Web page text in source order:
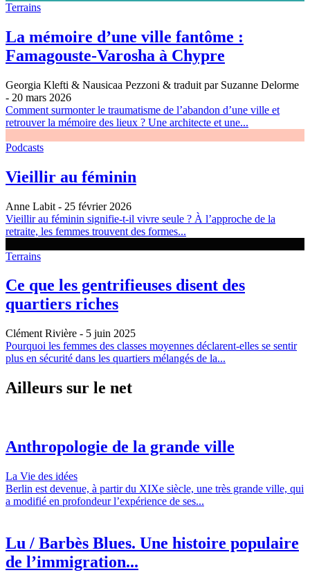
Terrains
La mémoire d’une ville fantôme :
Famagouste-Varosha à Chypre
Georgia Klefti & Nausicaa Pezzoni & traduit par Suzanne Delorme
- 20 mars 2026
Comment surmonter le traumatisme de l’abandon d’une ville et
retrouver la mémoire des lieux ? Une architecte et une...
Podcasts
Vieillir au féminin
Anne Labit - 25 février 2026
Vieillir au féminin signifie-t-il vivre seule ? À l’approche de la
retraite, les femmes trouvent des formes...
Terrains
Ce que les gentrifieuses disent des
quartiers riches
Clément Rivière - 5 juin 2025
Pourquoi les femmes des classes moyennes déclarent-elles se sentir
plus en sécurité dans les quartiers mélangés de la...
Ailleurs sur le net
Anthropologie de la grande ville
La Vie des idées
Berlin est devenue, à partir du XIXe siècle, une très grande ville, qui
a modifié en profondeur l’expérience de ses...
Lu / Barbès Blues. Une histoire populaire
de l’immigration...